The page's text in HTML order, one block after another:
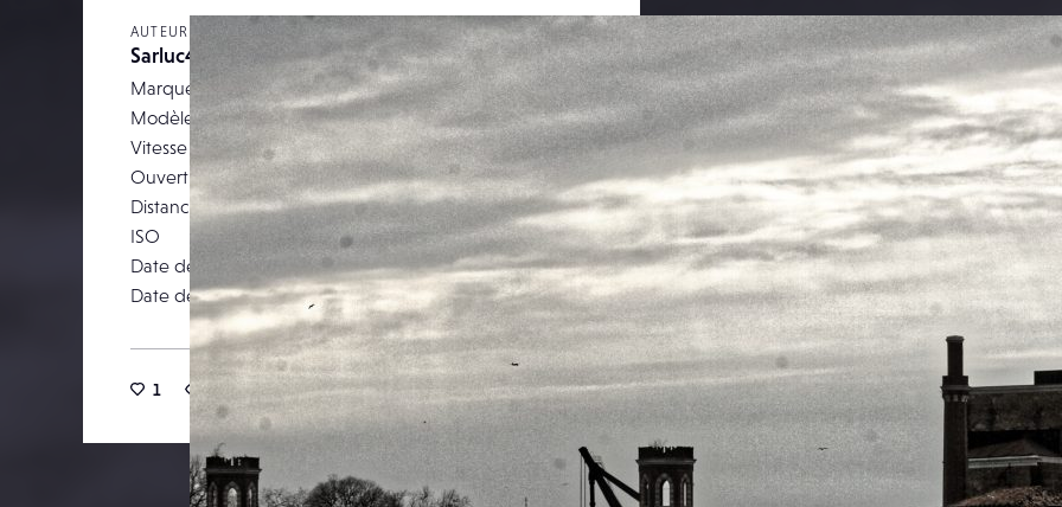
AUTEUR
Sarluc44
Marque
Canon
Modèle
Canon EOS 20D
Vitesse d’obturation
1/800
Ouverture
f/18
Distance focale
63 mm
ISO
400
Date de prise de vue
02 avril 2013
Date de publication
17 février 2021
1 0
/
Fermer